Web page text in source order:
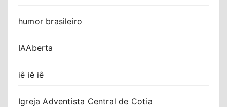
humor brasileiro
IAAberta
iê iê iê
Igreja Adventista Central de Cotia